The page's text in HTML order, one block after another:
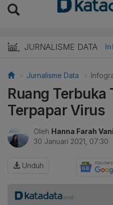
JURNALISME DATA
Jurnalisme Data
Ruang Terbuka
Terpapar Virus
Oleh Hanna Farah
30 Januari 2021, 07:30
Unduh